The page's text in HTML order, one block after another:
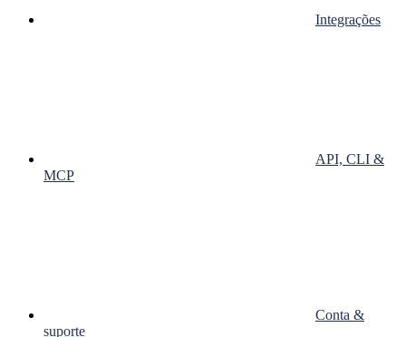
Integrações
API, CLI &
MCP
Conta &
suporte